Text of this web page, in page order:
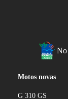
No
Motos novas
G 310 GS